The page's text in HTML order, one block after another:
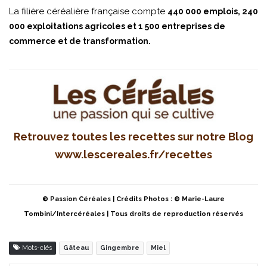
La filière céréalière française compte 440 000 emplois, 240
000 exploitations agricoles et 1 500 entreprises de
commerce et de transformation.
Retrouvez toutes les recettes sur notre Blog
www.lescereales.fr/recettes
© Passion Céréales | Crédits Photos : © Marie-Laure
Tombini/Intercéréales | Tous droits de reproduction réservés
Mots-clés Gâteau Gingembre Miel